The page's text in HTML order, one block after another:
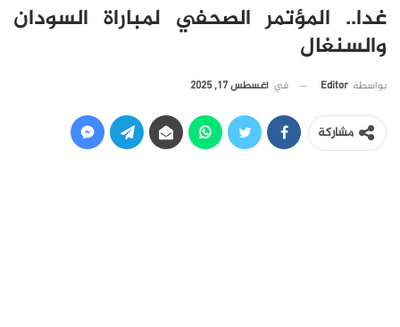
غدا.. المؤتمر الصحفي لمباراة السودان
والسنغال
بواسطة Editor في أغسطس 17, 2025
مشاركة